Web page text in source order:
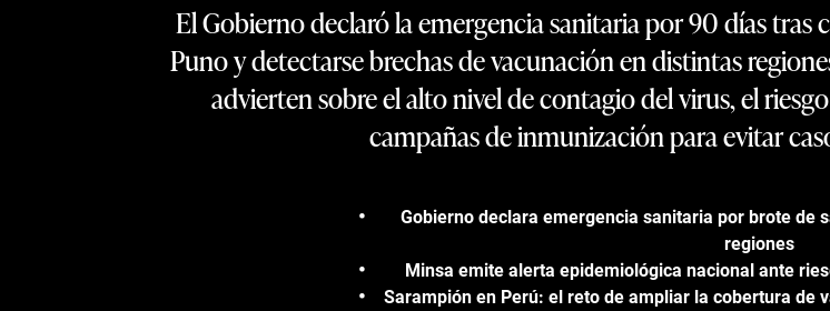
El Gobierno declaró la emergencia sanitaria por 90 días
Puno y detectarse brechas de vacunación en distintas
advierten sobre el alto nivel de contagio del virus, el
campañas de inmunización para evitar
Gobierno declara emergencia sanitaria por brote de
regiones
Minsa emite alerta epidemiológica nacional ante
Sarampión en Perú: el reto de ampliar la cobertura de